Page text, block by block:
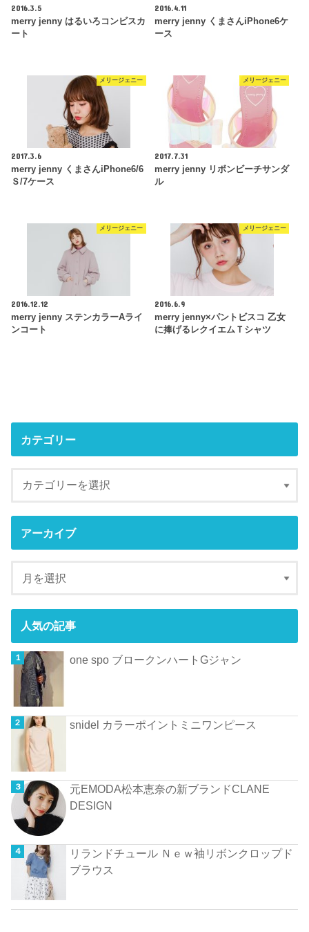
2016.3.5
merry jenny はるいろコンビスカ
ート
2016.4.11
merry jenny くまさんiPhone6ケ
ース
メリージェニー
2017.3.6
merry jenny くまさんiPhone6/6
Ｓ/7ケース
メリージェニー
2017.7.31
merry jenny リボンビーチサンダ
ル
メリージェニー
2016.12.12
merry jenny ステンカラーAライ
ンコート
メリージェニー
2016.6.9
merry jenny×パントビスコ 乙女
に捧げるレクイエムＴシャツ
カテゴリー
アーカイブ
人気の記事
one spo ブロークンハートGジャン
snidel カラーポイントミニワンピース
元EMODA松本恵奈の新ブランドCLANE
DESIGN
リランドチュール Ｎｅｗ袖リボンクロップド
ブラウス